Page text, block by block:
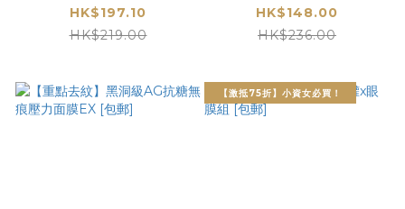
HK$197.10
HK$219.00
膜2件裝 [包郵]
HK$148.00
HK$236.00
【激抵75折】小資女必買！